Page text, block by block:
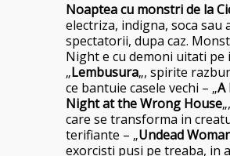
Noaptea cu monstri de la
electriza, indigna, soca sau
spectatorii, dupa caz.
Night e cu demoni uitati pe
„Lembusura„, spirite
ce bantuie casele vechi – „A
Night at the Wrong House
care se transforma in
terifiante – „Undead
exorcisti pusi pe treaba, in